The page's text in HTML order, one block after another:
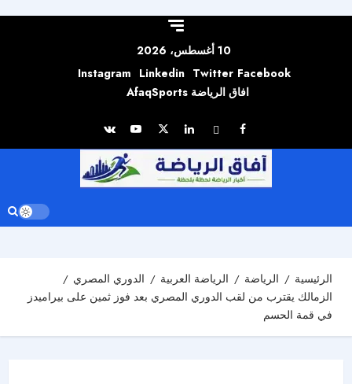
10 أغسطس، 2026
Facebook
Twitter
Linkedin
Instagram
افاق الرياضة AfaqSports
الرئيسية الرياضة الرياضة العربية
الدوري المصري
الزمالك يقترب من لقب الدوري المصري بعد فوز ثمين على بيراميدز
في قمة الحسم